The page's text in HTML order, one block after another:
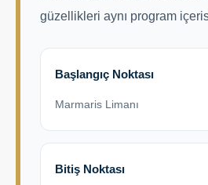
güzellikleri aynı program
Başlangıç Noktası
Marmaris Limanı
Bitiş Noktası